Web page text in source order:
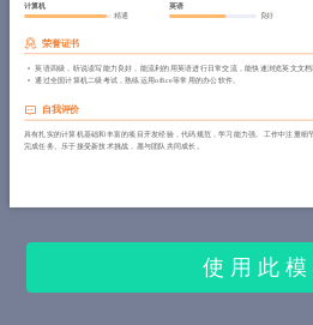
计算机
精通
英语
良好
荣誉证书
英语四级，听说读写能力良好，能流利的用英语进行日常交流，能快速浏览英文文档
通过全国计算机二级考试，熟练运用office等常用的办公软件。
自我评价
具有扎实的计算机基础和丰富的项目开发经验，代码规范，学习能力强。工作中注重
完成任务。乐于接受新技术挑战，愿与团队共同成长。
使 用 此 模